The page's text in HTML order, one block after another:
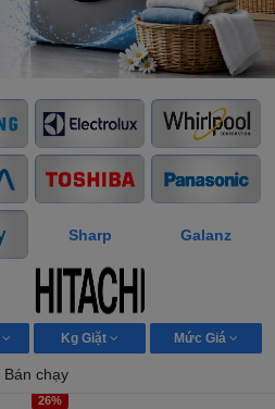
Sharp Galanz
Kg Giặt Mức Giá
Bán chạy
26%